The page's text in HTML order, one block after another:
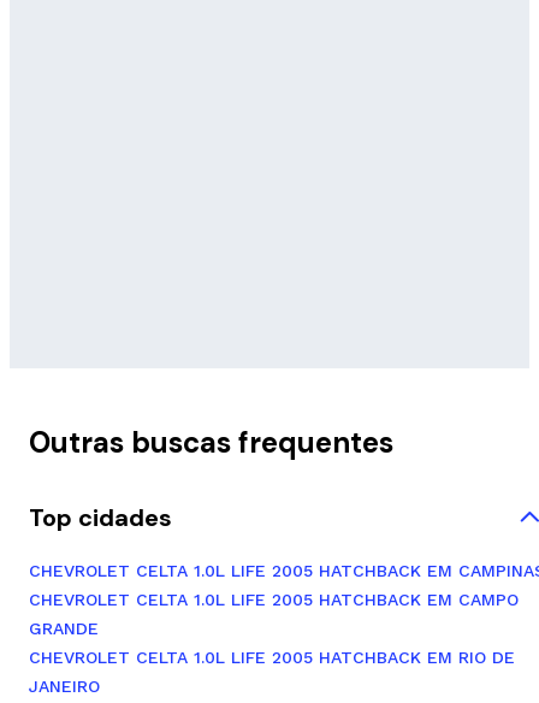
Outras buscas frequentes
Top cidades
CHEVROLET CELTA 1.0L LIFE 2005 HATCHBACK EM
CHEVROLET CELTA 1.0L LIFE 2005 HATCHBACK EM CAMPO
GRANDE
CHEVROLET CELTA 1.0L LIFE 2005 HATCHBACK EM RIO DE
JANEIRO